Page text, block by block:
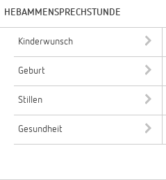
HEBAMMENSPRECHSTUNDE
Kinderwunsch
Geburt
Stillen
Gesundheit